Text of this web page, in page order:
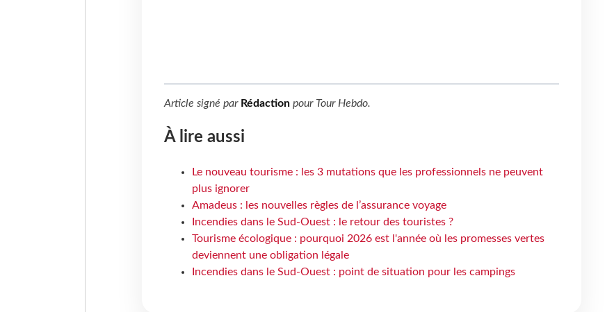
Article signé par Rédactionpour Tour Hebdo.
À lire aussi
Le nouveau tourisme : les 3 mutations que les professionnels ne peuvent
plus ignorer
Amadeus : les nouvelles règles de l’assurance voyage
Incendies dans le Sud-Ouest : le retour des touristes ?
Tourisme écologique : pourquoi 2026 est l'année où les promesses vertes
deviennent une obligation légale
Incendies dans le Sud-Ouest : point de situation pour les campings